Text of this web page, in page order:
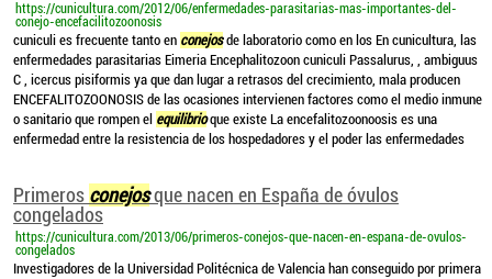
https://cunicultura.com/2012/06/enfermedades-parasitarias-mas-importantes-del-
conejo-encefacilitozoonosis
cuniculi es frecuente tanto en conejosde laboratorio como en los En cunicultura, las
enfermedades parasitarias Eimeria Encephalitozoon cuniculi Passalurus, , ambiguus
C , icercus pisiformis ya que dan lugar a retrasos del crecimiento, mala producen
ENCEFALITOZOONOSIS de las ocasiones intervienen factores como el medio inmune
o sanitario que rompen el equilibrioque existe La encefalitozoonoosis es una
enfermedad entre la resistencia de los hospedadores y el poder las enfermedades
Primeros conejosque nacen en España de óvulos
congelados
https://cunicultura.com/2013/06/primeros-conejos-que-nacen-en-espana-de-ovulos-
congelados
Investigadores de la Universidad Politécnica de Valencia han conseguido por primera